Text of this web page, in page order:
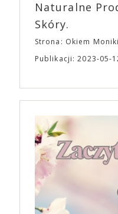
Naturalne
Skóry.
Strona: Okiem
Publikacji: 2023-05-